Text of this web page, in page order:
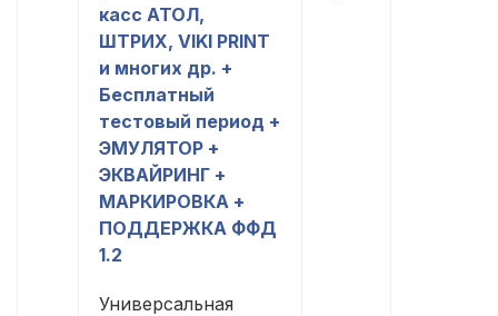
касс АТОЛ,
ШТРИХ, VIKI PRINT
и многих др. +
Бесплатный
тестовый период +
ЭМУЛЯТОР +
ЭКВАЙРИНГ +
МАРКИРОВКА +
ПОДДЕРЖКА ФФД
1.2
Универсальная